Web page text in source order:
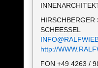
SCHEESSEL
http://
FON +49 4263 /